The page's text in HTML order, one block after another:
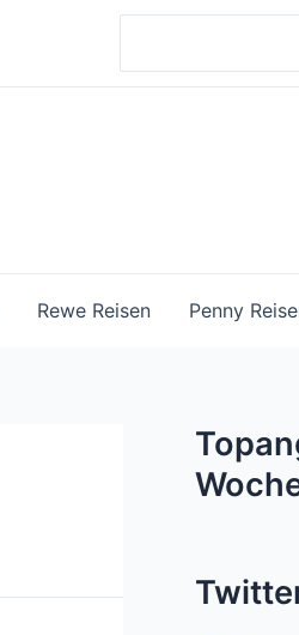
Rewe Reisen Penny